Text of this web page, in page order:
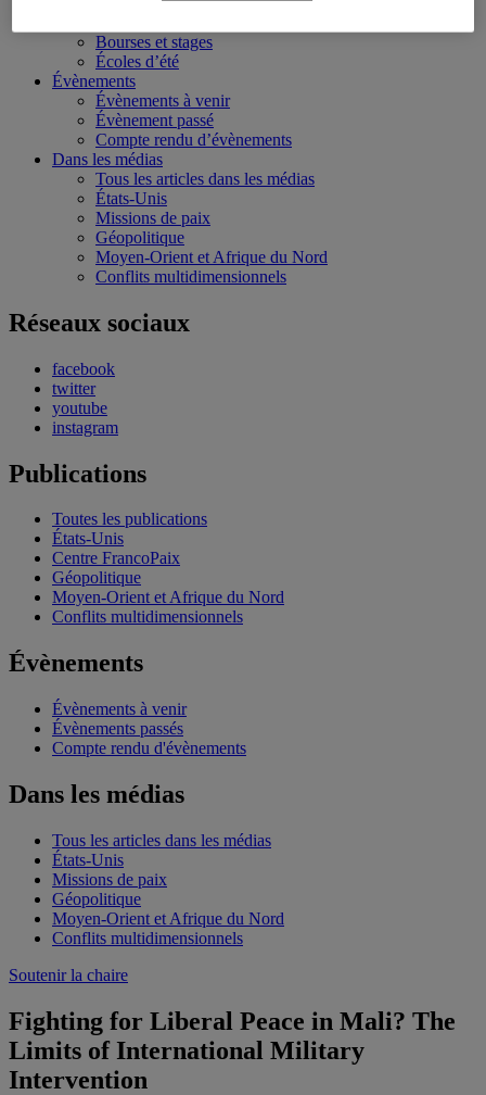
Bourses et stages
Écoles d’été
Évènements
Évènements à venir
Évènement passé
Compte rendu d’évènements
Dans les médias
Tous les articles dans les médias
États-Unis
Missions de paix
Géopolitique
Moyen-Orient et Afrique du Nord
Conflits multidimensionnels
Réseaux sociaux
facebook
twitter
youtube
instagram
Publications
Toutes les publications
États-Unis
Centre FrancoPaix
Géopolitique
Moyen-Orient et Afrique du Nord
Conflits multidimensionnels
Évènements
Évènements à venir
Évènements passés
Compte rendu d'évènements
Dans les médias
Tous les articles dans les médias
États-Unis
Missions de paix
Géopolitique
Moyen-Orient et Afrique du Nord
Conflits multidimensionnels
Soutenir la chaire
Fighting for Liberal Peace in Mali? The
Limits of International Military
Intervention